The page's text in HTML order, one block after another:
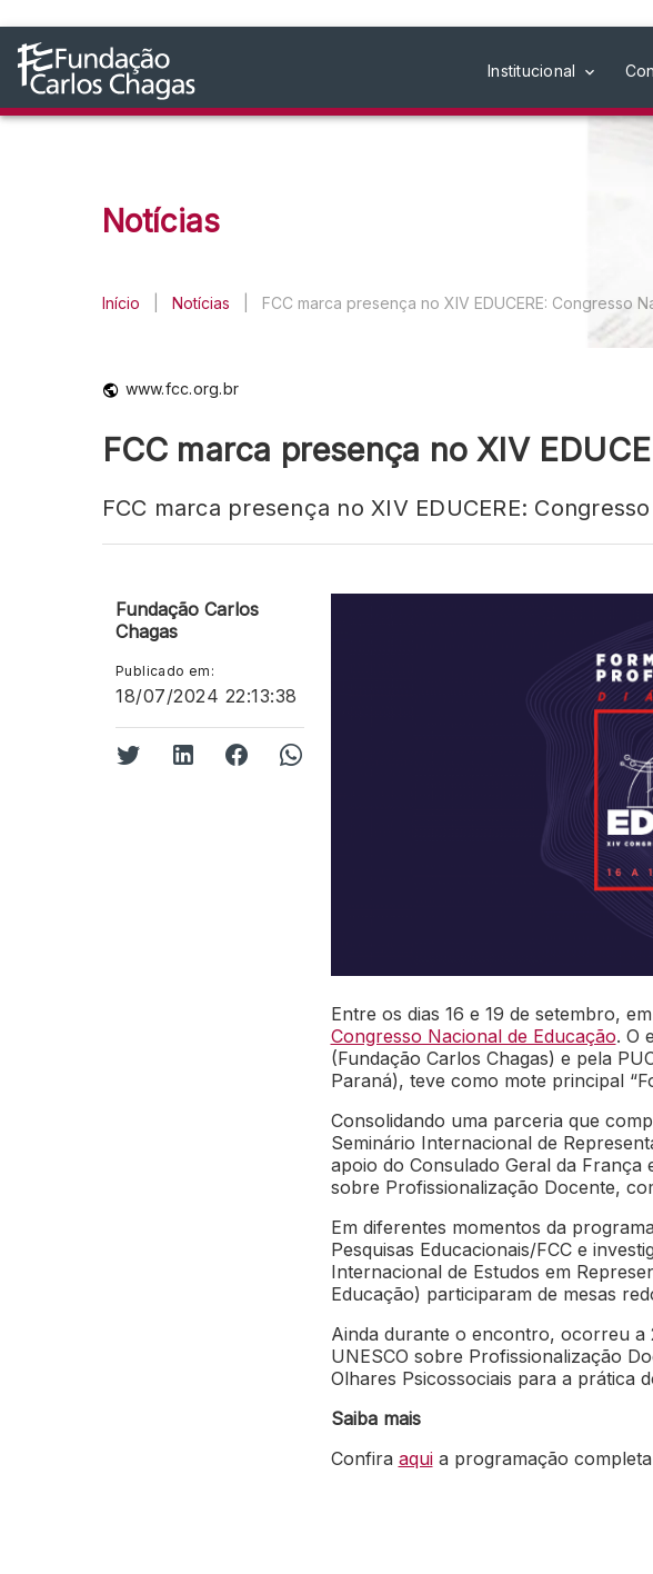
Institucional
Notícias
Início Notícias FCC marca presença no XIV EDUCERE: Congresso
www.fcc.org.br
FCC marca presença no XIV
FCC marca presença no XIV EDUCERE:
Fundação Carlos
Chagas
Publicado em:
18/07/2024 22:13:38
Entre os dias 16 e 19 de setembro,
Congresso Nacional de Educação. O
(Fundação Carlos Chagas) e pela
Paraná), teve como mote principal
Consolidando uma parceria que
Seminário Internacional de
apoio do Consulado Geral da
sobre Profissionalização Docente,
Em diferentes momentos da
Pesquisas Educacionais/FCC e
Internacional de Estudos em
Educação) participaram de mesas
Ainda durante o encontro, ocorreu a
UNESCO sobre Profissionalização
Olhares Psicossociais para a prática
Saiba mais
Confira aquia programação